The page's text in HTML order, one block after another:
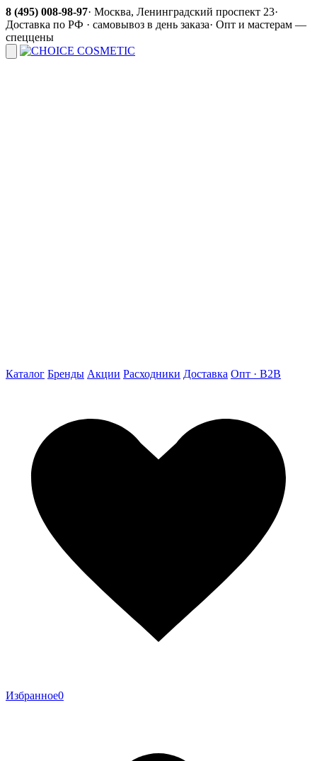
8 (495) 008-98-97· Москва, Ленинградский проспект 23·
Доставка по РФ · самовывоз в день заказа· Опт и мастерам —
спеццены
Каталог Бренды Акции Расходники Доставка Опт · B2B
Избранное0